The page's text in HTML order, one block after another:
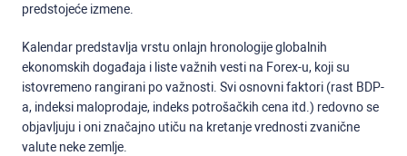
predstojeće izmene.
Kalendar predstavlja vrstu onlajn hronologije globalnih
ekonomskih događaja i liste važnih vesti na Forex-u, koji su
istovremeno rangirani po važnosti. Svi osnovni faktori (rast BDP-
a, indeksi maloprodaje, indeks potrošačkih cena itd.) redovno se
objavljuju i oni značajno utiču na kretanje vrednosti zvanične
valute neke zemlje.